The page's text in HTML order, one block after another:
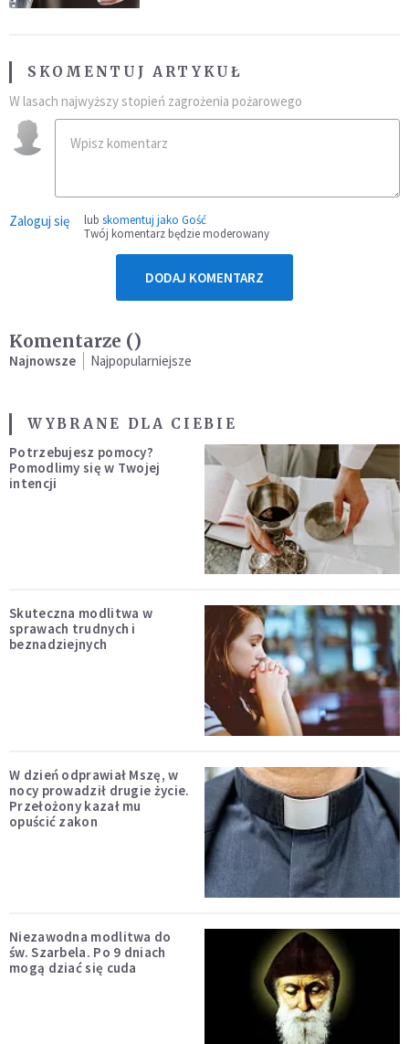
SKOMENTUJ ARTYKUŁ
W lasach najwyższy stopień zagrożenia pożarowego
Zaloguj się lub skomentuj jako Gość
Twój komentarz będzie moderowany
DODAJ KOMENTARZ
Komentarze ()
Najnowsze Najpopularniejsze
WYBRANE DLA CIEBIE
Potrzebujesz pomocy?
Pomodlimy się w Twojej
intencji
Skuteczna modlitwa w
sprawach trudnych i
beznadziejnych
W dzień odprawiał Mszę, w
nocy prowadził drugie życie.
Przełożony kazał mu
opuścić zakon
Niezawodna modlitwa do
św. Szarbela. Po 9 dniach
mogą dziać się cuda